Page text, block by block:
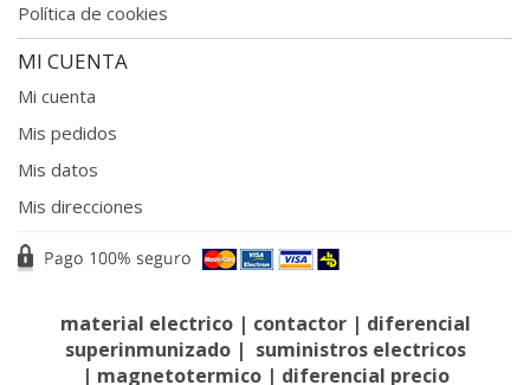
Política de cookies
MI CUENTA
Mi cuenta
Mis pedidos
Mis datos
Mis direcciones
material electrico| contactor| diferencial
superinmunizado| suministros electricos
| magnetotermico | diferencial precio